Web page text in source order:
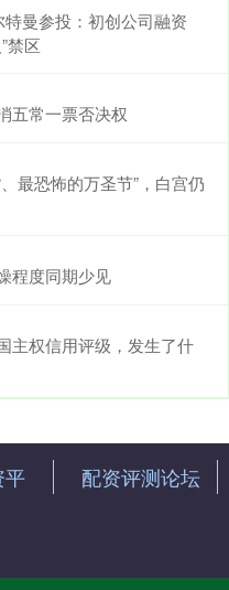
曼参投：初创公司融资
禁区
五常一票否决权
最恐怖的万圣节”，白宫仍
程度同期少见
主权信用评级，发生了什
平 配资评测论坛